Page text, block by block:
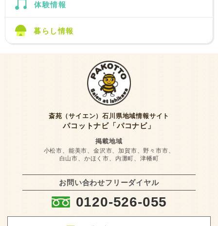
体験情報
暮らし情報
斎苑（サイエン）石川県地域情報サイト
パコットナビ「パコナビ」
掲載地域
小松市、能美市、金沢市、加賀市、野々市市、
白山市、かほく市、内灘町、津幡町
お問い合わせフリーダイヤル
: 0120-526-055